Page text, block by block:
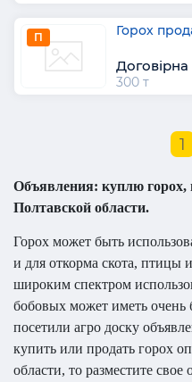
П Горох
Договірна
300 т
1
Объявления: куплю горох,
Полтавской области.
Горох может быть
и для откорма скота, птицы
широким спектром
бобовых может иметь
посетили агро доску
купить или продать горох
области, то разместите